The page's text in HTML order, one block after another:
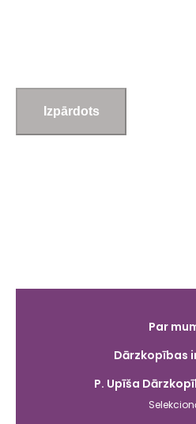
Par
Dārzkopības
P. Upīša